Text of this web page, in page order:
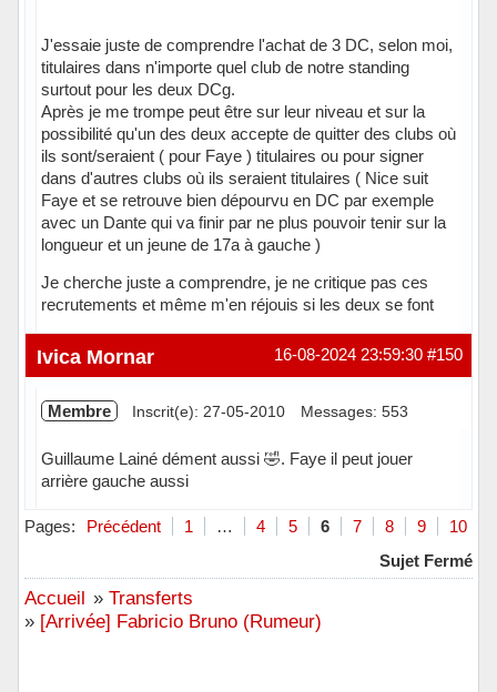
J'essaie juste de comprendre l'achat de 3 DC, selon moi,
titulaires dans n'importe quel club de notre standing
surtout pour les deux DCg.
Après je me trompe peut être sur leur niveau et sur la
possibilité qu'un des deux accepte de quitter des clubs où
ils sont/seraient ( pour Faye ) titulaires ou pour signer
dans d'autres clubs où ils seraient titulaires ( Nice suit
Faye et se retrouve bien dépourvu en DC par exemple
avec un Dante qui va finir par ne plus pouvoir tenir sur la
longueur et un jeune de 17a à gauche )
Je cherche juste a comprendre, je ne critique pas ces
recrutements et même m'en réjouis si les deux se font
Hors ligne #150
16-08-2024 23:59:30
Ivica Mornar
Membre Inscrit(e): 27-05-2010 Messages: 553
Guillaume Lainé dément aussi 🤣. Faye il peut jouer
arrière gauche aussi
Hors ligne
Pages: Précédent 1 … 4 5 6 7 8 9 10
Sujet Fermé
Accueil » Transferts
» [Arrivée] Fabricio Bruno (Rumeur)